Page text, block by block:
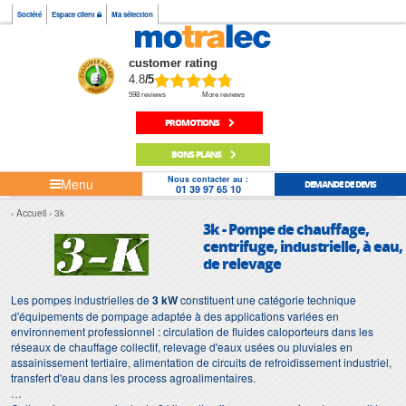
Société Espace client Ma sélection
customer rating
4.8/5
598 reviews More reviews
PROMOTIONS
BONS PLANS
Menu Nous contacter au :
01 39 97 65 10 DEMANDE DE DEVIS
Accueil 3k
3k - Pompe de chauffage,
centrifuge, industrielle, à eau,
de relevage
Les pompes industrielles de3 kWconstituent une catégorie technique
d'équipements de pompage adaptée à des applications variées en
environnement professionnel : circulation de fluides caloporteurs dans les
réseaux de chauffage collectif, relevage d'eaux usées ou pluviales en
assainissement tertiaire, alimentation de circuits de refroidissement industriel,
transfert d'eau dans les process agroalimentaires.